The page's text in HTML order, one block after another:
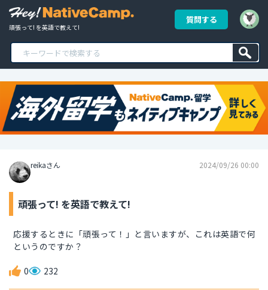
頑張って! を英語で教えて!
質問する
reikaさん 2024/09/26 00:00
頑張って! を英語で教えて!
応援するときに「頑張って！」と言いますが、これは英語で何
というのですか？
0 232